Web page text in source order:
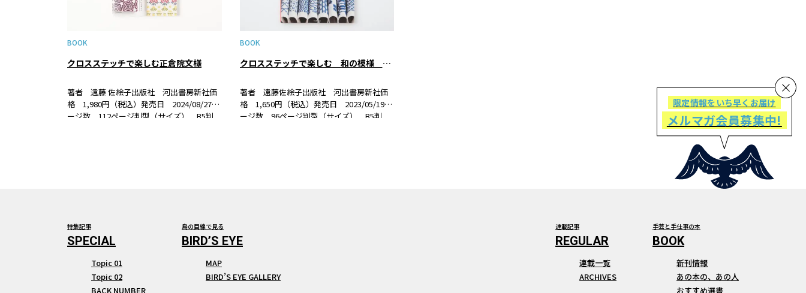
BOOK
クロスステッチで楽しむ正倉院文様
著者 遠藤 佐絵子出版社 河出書房新社価
格 1,980円（税込）発売日 2024/08/27ペ
ージ数 112ページ判型（サイズ） B5判
BOOK
クロスステッチで楽しむ 和の模様 改訂版
著者 遠藤佐絵子出版社 河出書房新社価
格 1,650円（税込）発売日 2023/05/19ペ
ージ数 96ページ判型（サイズ） B5判
限定情報をいち早くお届け
メルマガ会員募集中!
特集記事
Topic 01
Topic 02
BACK NUMBER
鳥の目線で見る
MAP
BIRD’S EYE GALLERY
連載記事
連載一覧
ARCHIVES
手芸と手仕事の本
新刊情報
あの本の、あの人
おすすめ選書